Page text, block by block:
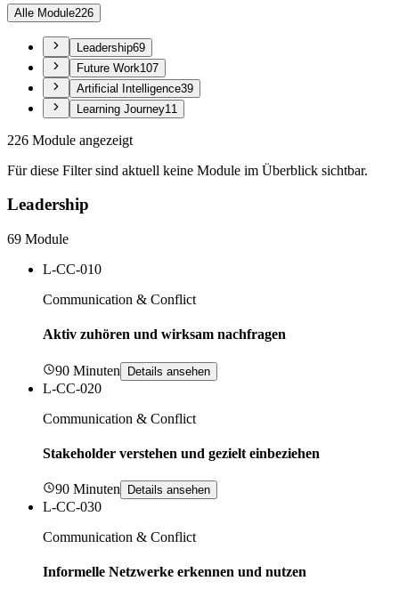
Alle Module226
Leadership69
Future Work107
Artificial Intelligence39
Learning Journey11
226 Module angezeigt
Für diese Filter sind aktuell keine Module im Überblick sichtbar.
Leadership
69 Module
L-CC-010
Communication & Conflict
Aktiv zuhören und wirksam nachfragen
90 Minuten Details ansehen
L-CC-020
Communication & Conflict
Stakeholder verstehen und gezielt einbeziehen
90 Minuten Details ansehen
L-CC-030
Communication & Conflict
Informelle Netzwerke erkennen und nutzen